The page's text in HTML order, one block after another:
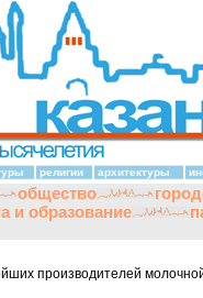
религии архитектуры
общество
и образование
производителей